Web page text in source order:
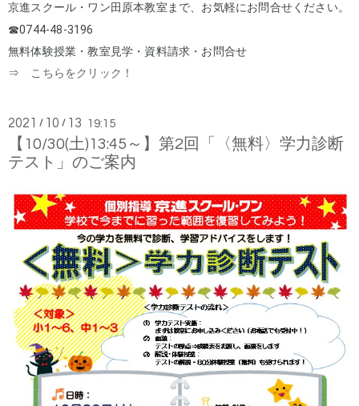
京進スクール・ワン田原本教室まで、お気軽にお問合せください。
☎0744-48-3196
無料体験授業・教室見学・資料請求・お問合せ
⇒ こちらをクリック！
2021 / 10 / 13 19:15
【10/30(土)13:45～】第2回「〈無料〉学力診断
テスト」のご案内